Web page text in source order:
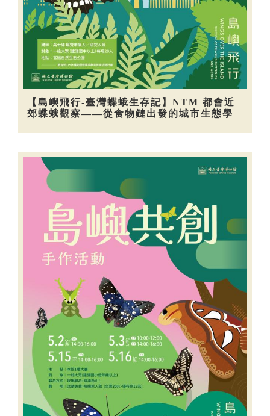
【島嶼飛行-臺灣蝶蛾生存記】NTM 都會近
郊蝶蛾觀察——從食物鏈出發的城市生態學